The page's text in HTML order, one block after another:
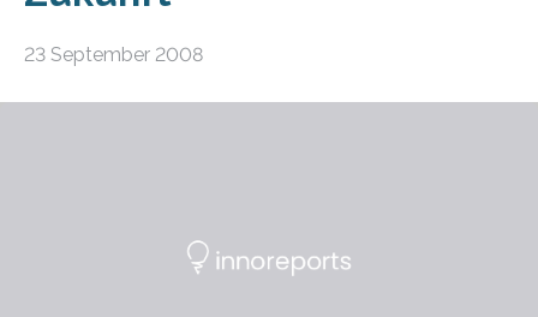
23 September 2008